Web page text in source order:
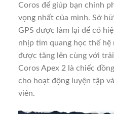
Coros để giúp bạn chinh
vọng nhất của mình. Sở
GPS được làm lại để có
nhịp tim quang học thế
được tăng lên cùng với
Coros Apex 2 là chiếc
cho hoạt động luyện tập
viên.